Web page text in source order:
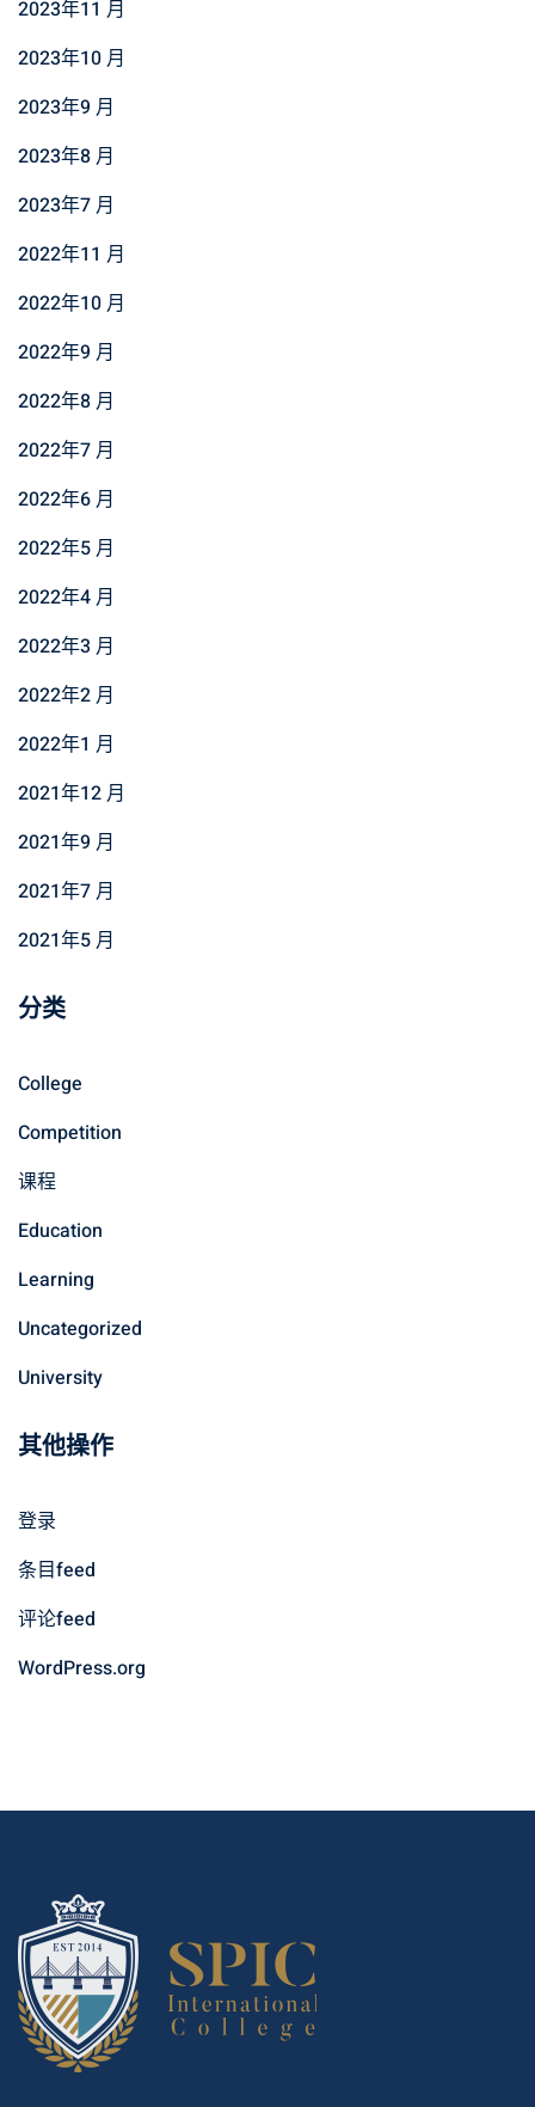
2023年11 月
2023年10 月
2023年9 月
2023年8 月
2023年7 月
2022年11 月
2022年10 月
2022年9 月
2022年8 月
2022年7 月
2022年6 月
2022年5 月
2022年4 月
2022年3 月
2022年2 月
2022年1 月
2021年12 月
2021年9 月
2021年7 月
2021年5 月
分类
College
Competition
课程
Education
Learning
Uncategorized
University
其他操作
登录
条目feed
评论feed
WordPress.org